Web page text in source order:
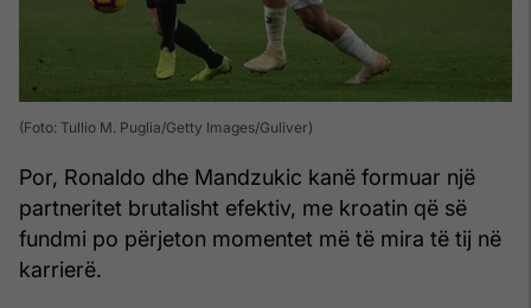
(Foto: Tullio M. Puglia/Getty Images/Guliver)
Por, Ronaldo dhe Mandzukic kanë formuar një
partneritet brutalisht efektiv, me kroatin që së
fundmi po përjeton momentet më të mira të tij në
karrierë.